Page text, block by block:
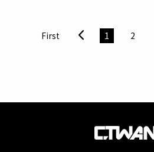
實施100人以上的減班休息，尚未
假的原因多為客戶觀望、訂單不
效應，美國對等關稅的影響正要
希望可以納入這次特別預算的優
預算時，會特別要求各部會著重補
First 1 2